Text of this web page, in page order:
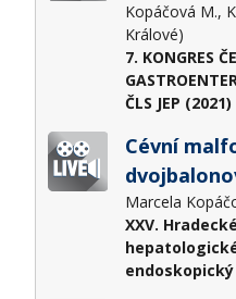
Kopáčová M.,
Králové)
7. KONGRES
ČLS JEP (2021)
Cévní
Marcela
XXV.